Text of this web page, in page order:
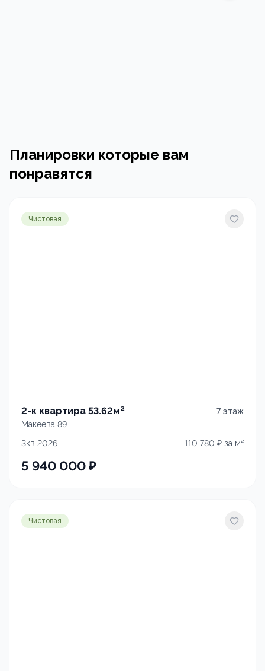
Планировки которые вам
понравятся
Чистовая
2-к квартира 53.62м² 7этаж
Макеева 89
3кв 2026
110 780 ₽ за м²
5 940 000₽
Чистовая